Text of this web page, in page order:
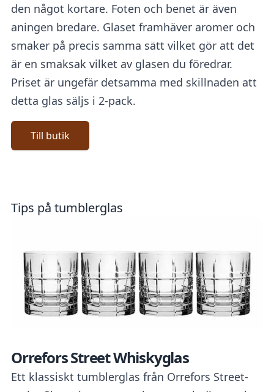
den något kortare. Foten och benet är även
aningen bredare. Glaset framhäver aromer och
smaker på precis samma sätt vilket gör att det
är en smaksak vilket av glasen du föredrar.
Priset är ungefär detsamma med skillnaden att
detta glas säljs i 2-pack.
Till butik
Tips på tumblerglas
Orrefors Street Whiskyglas
Ett klassiskt tumblerglas från Orrefors Street-